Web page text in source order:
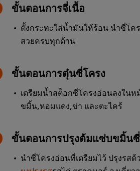
ขั้นตอนการจี่เนื้อ
ตั้งกระทะใส่น้ำมันให้ร้อน นำซี่โค
สวยครบทุกด้าน
ขั้นตอนการตุ๋นซี่โครง
เตรียมน้ำสต็อกซี่โครงอ่อนลงในห
ขมิ้น,หอมแดง,ข่า และตะไคร้
ขั้นตอนการปรุงต้มแซ่บขมิ้น
นำซี่โครงอ่อนที่เตรียมไว้ ปรุงรสด้